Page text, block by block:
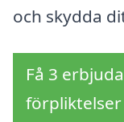
och skydda
Få 3
förpliktelser